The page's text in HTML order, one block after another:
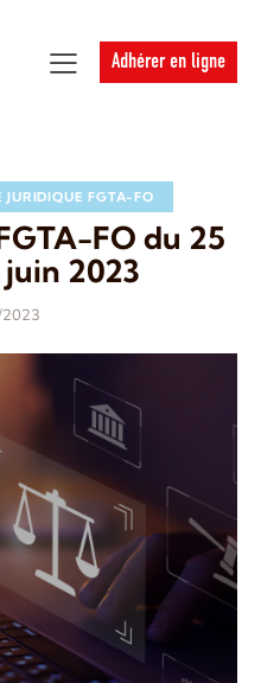
Adhérer en ligne
JURIDIQUE FGTA-FO
FO du 25
juin 2023